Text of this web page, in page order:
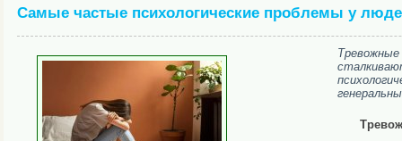
Самые частые психологические проблемы у